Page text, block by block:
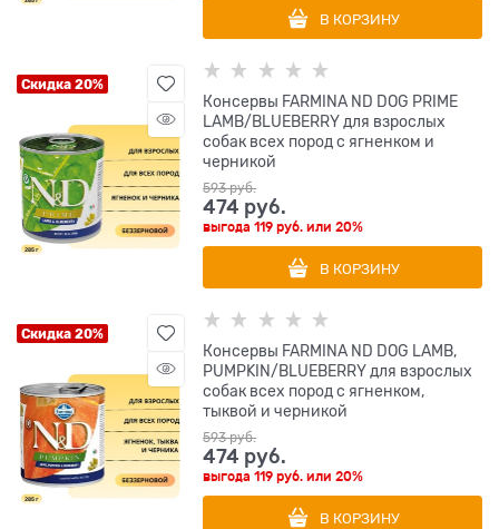
В КОРЗИНУ
Скидка 20%
Консервы FARMINA ND DOG PRIME
LAMB/BLUEBERRY для взрослых
собак всех пород с ягненком и
черникой
593 руб.
474 руб.
выгода119 руб. или20%
В КОРЗИНУ
Скидка 20%
Консервы FARMINA ND DOG LAMB,
PUMPKIN/BLUEBERRY для взрослых
собак всех пород с ягненком,
тыквой и черникой
593 руб.
474 руб.
выгода119 руб. или20%
В КОРЗИНУ